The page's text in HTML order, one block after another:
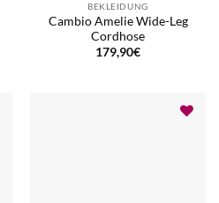
BEKLEIDUNG
Cambio Amelie Wide-Leg
Cordhose
179,90€